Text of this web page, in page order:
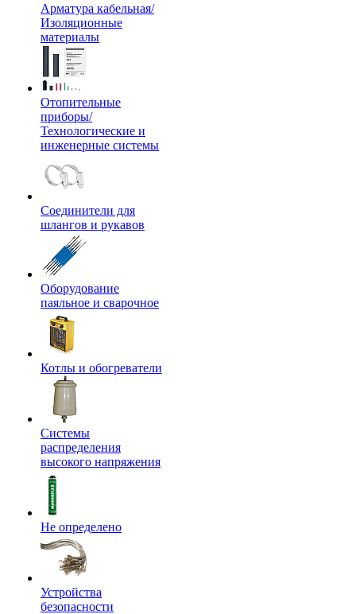
Арматура кабельная/
Изоляционные
материалы
Отопительные
приборы/
Технологические и
инженерные системы
Соединители для
шлангов и рукавов
Оборудование
паяльное и сварочное
Котлы и обогреватели
Системы
распределения
высокого напряжения
Не определено
Устройства
безопасности